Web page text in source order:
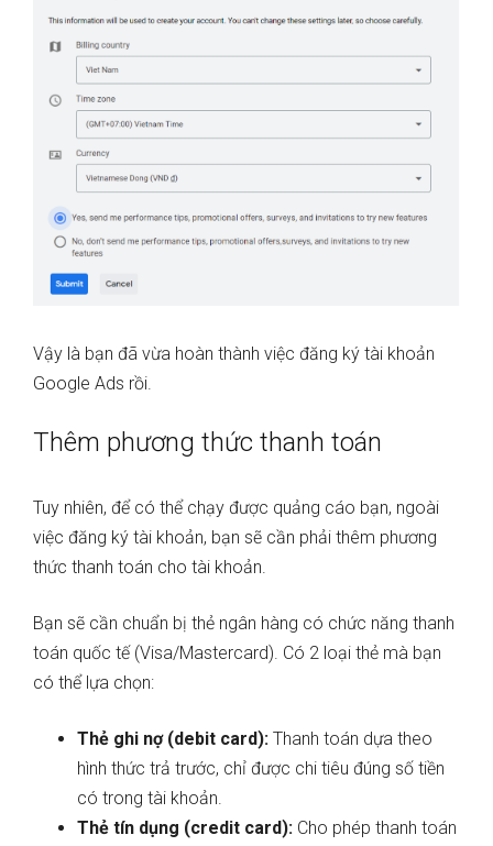
Vậy là bạn đã vừa hoàn thành việc đăng ký tài khoản
Google Ads rồi.
Thêm phương thức thanh toán
Tuy nhiên, để có thể chạy được quảng cáo bạn, ngoài
việc đăng ký tài khoản, bạn sẽ cần phải thêm phương
thức thanh toán cho tài khoản.
Bạn sẽ cần chuẩn bị thẻ ngân hàng có chức năng thanh
toán quốc tế (Visa/Mastercard). Có 2 loại thẻ mà bạn
có thể lựa chọn:
Thẻ ghi nợ (debit card): Thanh toán dựa theo
hình thức trả trước, chỉ được chi tiêu đúng số tiền
có trong tài khoản.
Thẻ tín dụng (credit card): Cho phép thanh toán